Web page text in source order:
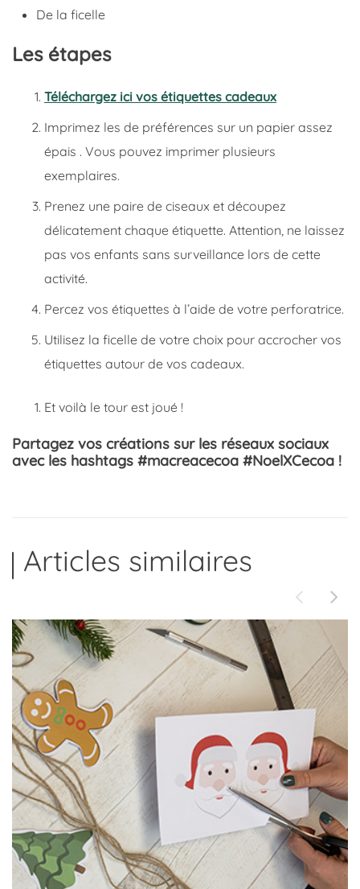
De la ficelle
Les étapes
Téléchargez ici vos étiquettes cadeaux
Imprimez les de préférences sur un papier assez
épais . Vous pouvez imprimer plusieurs
exemplaires.
Prenez une paire de ciseaux et découpez
délicatement chaque étiquette. Attention, ne laissez
pas vos enfants sans surveillance lors de cette
activité.
Percez vos étiquettes à l’aide de votre perforatrice.
Utilisez la ficelle de votre choix pour accrocher vos
étiquettes autour de vos cadeaux.
Et voilà le tour est joué !
Partagez vos créations sur les réseaux sociaux
avec les hashtags #macreacecoa #NoelXCecoa !
Articles similaires